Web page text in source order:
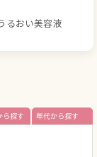
るおい美容液
ら探す 年代から探す